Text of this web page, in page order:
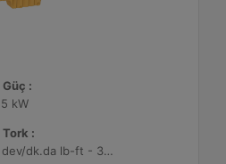
:
kW
:
2360 1.300 dev/dk.da lb-ft - 3200 1.300 dev/dk.da Nm